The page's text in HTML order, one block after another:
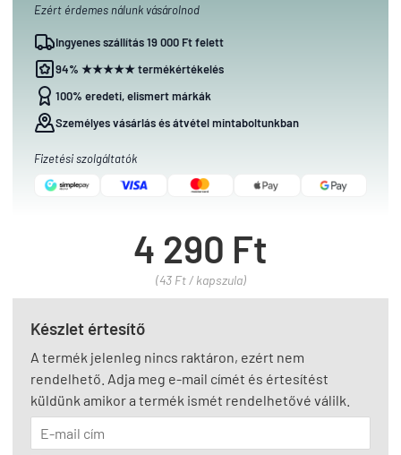
Ezért érdemes nálunk vásárolnod
Ingyenes szállítás 19 000 Ft felett
94% ★★★★★ termékértékelés
100% eredeti, elismert márkák
Személyes vásárlás és átvétel mintaboltunkban
Fizetési szolgáltatók
4 290 Ft
(43 Ft / kapszula)
Készlet értesítő
A termék jelenleg nincs raktáron, ezért nem
rendelhető. Adja meg e-mail címét és értesítést
küldünk amikor a termék ismét rendelhetővé válilk.